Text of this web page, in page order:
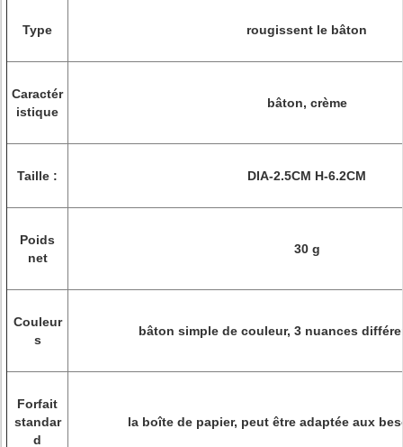
Type rougissent le bâton
Caractér
istique
bâton, crème
Taille : DIA-2.5CM H-6.2CM
Poids
net
30 g
Couleur
s
bâton simple de couleur, 3 nuances
Forfait
standar
d
la boîte de papier, peut être adaptée aux